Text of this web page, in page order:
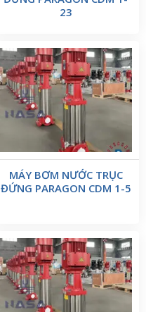
23
MÁY BƠM NƯỚC TRỤC
ĐỨNG PARAGON CDM 1-5